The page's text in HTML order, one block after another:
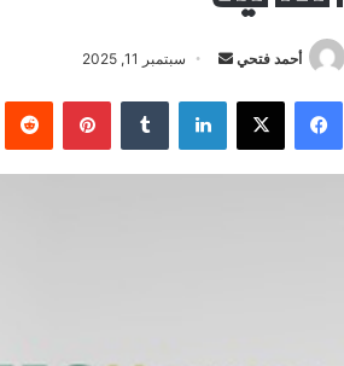
أحمد فتحي
أرسل
إلكترونيا
سبتمبر 11, 2025
فيسبوك ‫X لينكدإن بينتيريست